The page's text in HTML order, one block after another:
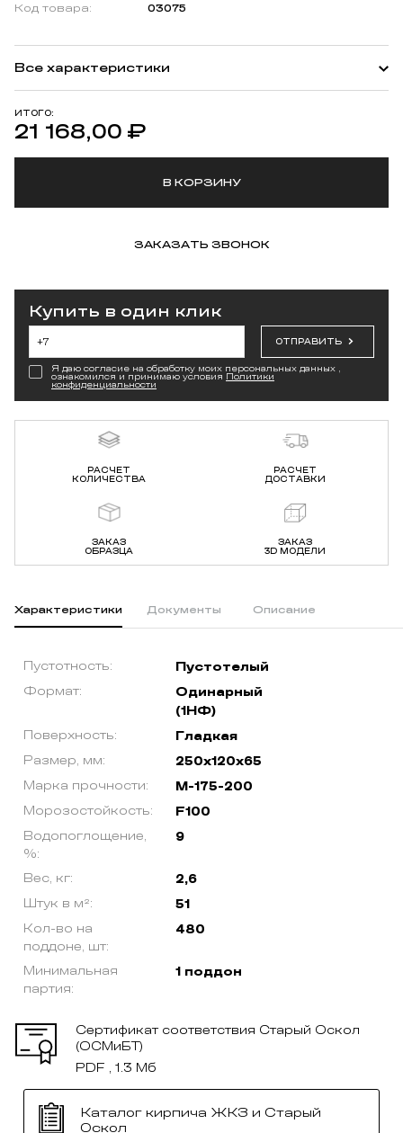
ИТОГО:
21 168,00 ₽
В КОРЗИНУ
ЗАКАЗАТЬ ЗВОНОК
Код товара:
03075
Все характеристики
Купить в один клик
ОТПРАВИТЬ
Я даю согласие на обработку моих персональных данных ,
ознакомился и принимаю условия Политики
конфиденциальности
РАСЧЕТ
КОЛИЧЕСТВА
РАСЧЕТ
ДОСТАВКИ
ЗАКАЗ
ОБРАЗЦА
ЗАКАЗ
3D МОДЕЛИ
Характеристики Документы Описание
Пустотность: Пустотелый
Формат:
Одинарный
(1НФ)
Поверхность: Гладкая
Размер, мм: 250х120х65
Марка прочности: М-175-200
Морозостойкость: F100
Водопоглощение,
%:
9
Вес, кг: 2,6
Штук в м²: 51
Кол-во на
поддоне, шт:
480
Минимальная
партия:
1 поддон
Сертификат соответствия Старый Оскол
(ОСМиБТ)
PDF , 1.3 Мб
Каталог кирпича ЖКЗ и Старый
Оскол